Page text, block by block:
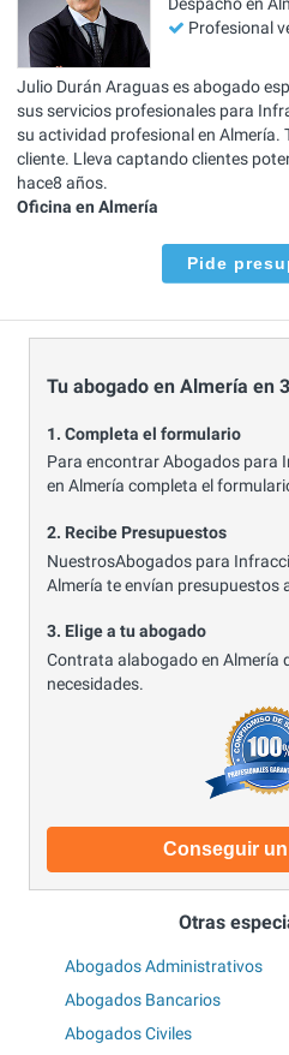
Profesional
Julio Durán Araguas es abogado
sus servicios profesionales para
su actividad profesional en Almería.
cliente. Lleva captando clientes
hace8 años.
Oficina en Almería
Pide
Tu abogado en Almería en
1. Completa el formulario
Para encontrar Abogados para
en Almería completa el
2. Recibe Presupuestos
NuestrosAbogados para
Almería te envían presupuestos
3. Elige a tu abogado
Contrata alabogado en Almería
necesidades.
Conseguir
Otras
Abogados Administrativos
Abogados Bancarios
Abogados Civiles